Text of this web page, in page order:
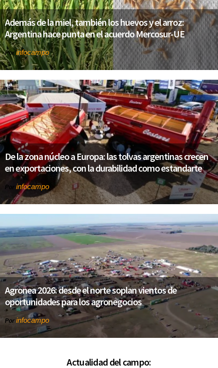
Además de la miel, también los huevos y el arroz:
Argentina hace punta en el acuerdo Mercosur-UE
Por infocampo
De la zona núcleo a Europa: las tolvas argentinas crecen
en exportaciones, con la durabilidad como estandarte
Por infocampo
Agronea 2026: desde el norte soplan vientos de
oportunidades para los agronegocios
Por infocampo
Actualidad del campo: